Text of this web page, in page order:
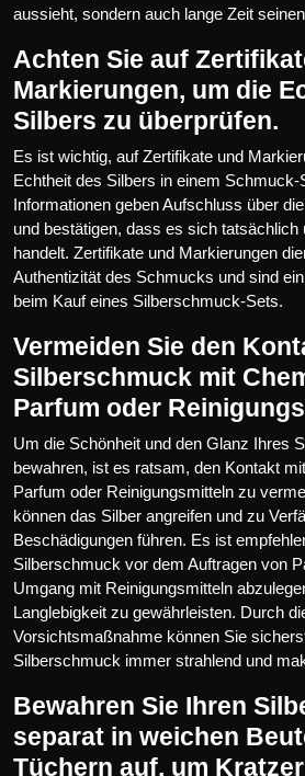
aussieht, sondern auch lange Zeit
Achten Sie auf
Markierungen, um die
Silbers zu überprüfen.
Es ist wichtig, auf Zertifikate und
Echtheit des Silbers in einem
Informationen geben Aufschluss über
und bestätigen, dass es sich tatsächlich
handelt. Zertifikate und Markierungen
Authentizität des Schmucks und sind
beim Kauf eines Silberschmuck-Sets.
Vermeiden Sie den
Silberschmuck mit
Parfum oder
Um die Schönheit und den Glanz Ihres
bewahren, ist es ratsam, den Kontakt
Parfum oder Reinigungsmitteln zu
können das Silber angreifen und zu
Beschädigungen führen. Es ist
Silberschmuck vor dem Auftragen von
Umgang mit Reinigungsmitteln
Langlebigkeit zu gewährleisten. Durch
Vorsichtsmaßnahme können Sie
Silberschmuck immer strahlend und
Bewahren Sie Ihren
separat in weichen
Tüchern auf, um